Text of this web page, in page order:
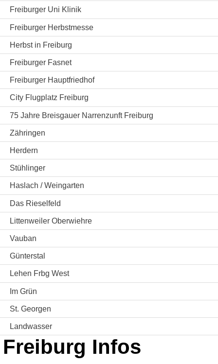
Freiburger Uni Klinik
Freiburger Herbstmesse
Herbst in Freiburg
Freiburger Fasnet
Freiburger Hauptfriedhof
City Flugplatz Freiburg
75 Jahre Breisgauer Narrenzunft Freiburg
Zähringen
Herdern
Stühlinger
Haslach / Weingarten
Das Rieselfeld
Littenweiler Oberwiehre
Vauban
Günterstal
Lehen Frbg West
Im Grün
St. Georgen
Landwasser
Freiburg Infos